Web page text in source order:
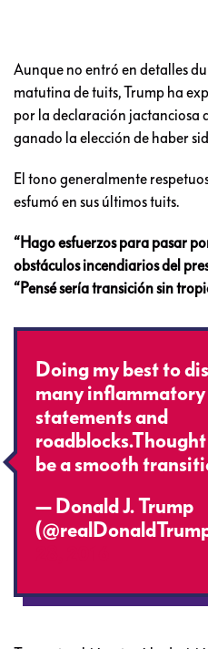
Aunque no entró en detalles
matutina de tuits, Trump ha
por la declaración jactanciosa
ganado la elección de haber
El tono generalmente
esfumó en sus últimos tuits.
“Hago esfuerzos para pasar
obstáculos incendiarios del
“Pensé sería transición sin
Doing my best to
many inflammatory
statements and
be a smooth
— Donald J. Trump